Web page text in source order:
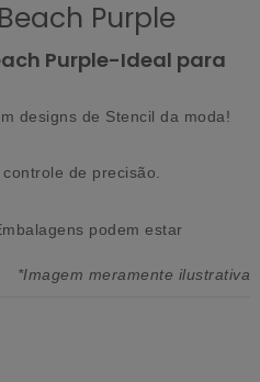
Purple
Purple-Ideal para
designs de Stencil da moda!
de precisão.
podem estar
*Imagem meramente ilustrativa